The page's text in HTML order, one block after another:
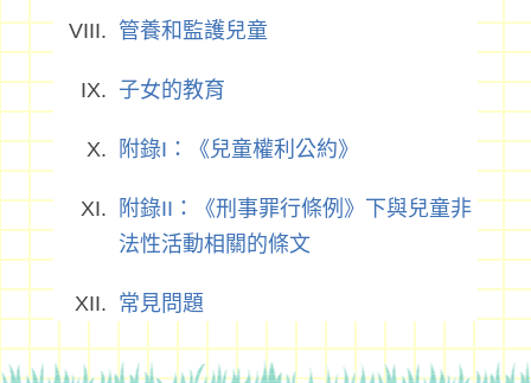
管養和監護兒童
子女的教育
附錄I：《兒童權利公約》
附錄II：《刑事罪行條例》下與兒童非
法性活動相關的條文
常見問題